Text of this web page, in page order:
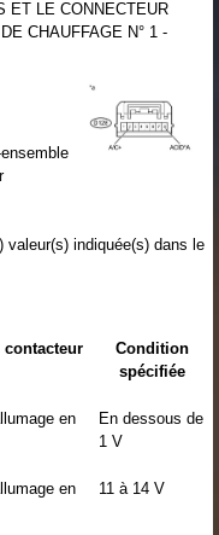
ET LE CONNECTEUR
CHAUFFAGE N° 1 -
valeur(s) indiquée(s) dans le
Condition
spécifiée
en
En dessous de
1 V
en
11 à 14 V